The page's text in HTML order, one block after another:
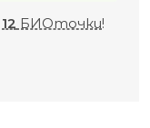
12 БИОточки!